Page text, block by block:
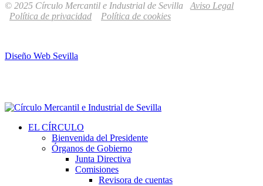
© 2025 Círculo Mercantil e Industrial de Sevilla Aviso Legal
Política de privacidad
Política de cookies
Diseño Web Sevilla
EL CÍRCULO
Bienvenida del Presidente
Órganos de Gobierno
Junta Directiva
Comisiones
Revisora de cuentas